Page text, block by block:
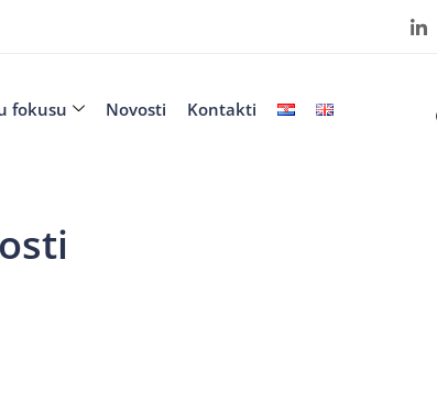
fokusu Novosti Kontakti